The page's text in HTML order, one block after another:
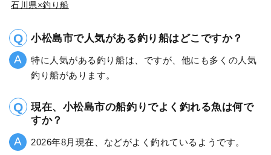
石川県×釣り船
小松島市で人気がある釣り船はどこですか？
特に人気がある釣り船は、ですが、他にも多くの人気
釣り船があります。
現在、小松島市の船釣りでよく釣れる魚は何で
すか？
2026年8月現在、などがよく釣れているようです。